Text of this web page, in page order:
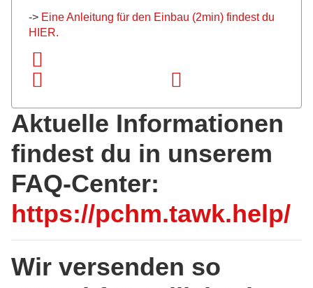
-> Eine Anleitung für den Einbau (2min) findest du
HIER.
Aktuelle Informationen
findest du in unserem
FAQ-Center:
https://pchm.tawk.help/
Wir versenden so